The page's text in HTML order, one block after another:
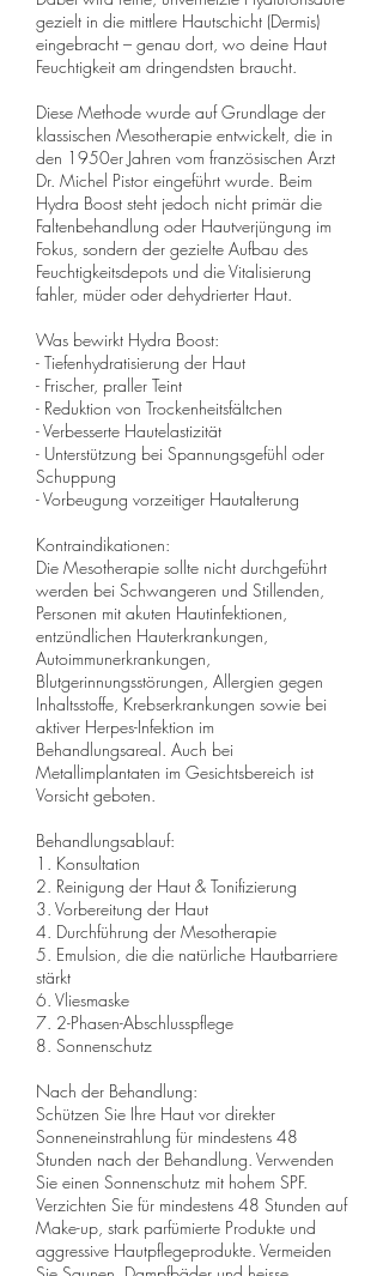
gezielt in die mittlere Hautschicht (Dermis)
eingebracht – genau dort, wo deine Haut
Feuchtigkeit am dringendsten braucht.
Diese Methode wurde auf Grundlage der
klassischen Mesotherapie entwickelt, die in
den 1950er Jahren vom französischen Arzt
Dr. Michel Pistor eingeführt wurde. Beim
Hydra Boost steht jedoch nicht primär die
Faltenbehandlung oder Hautverjüngung im
Fokus, sondern der gezielte Aufbau des
Feuchtigkeitsdepots und die Vitalisierung
fahler, müder oder dehydrierter Haut.
Was bewirkt Hydra Boost:
- Tiefenhydratisierung der Haut
- Frischer, praller Teint
- Reduktion von Trockenheitsfältchen
- Verbesserte Hautelastizität
- Unterstützung bei Spannungsgefühl oder
Schuppung
- Vorbeugung vorzeitiger Hautalterung
Kontraindikationen:
Die Mesotherapie sollte nicht durchgeführt
werden bei Schwangeren und Stillenden,
Personen mit akuten Hautinfektionen,
entzündlichen Hauterkrankungen,
Autoimmunerkrankungen,
Blutgerinnungsstörungen, Allergien gegen
Inhaltsstoffe, Krebserkrankungen sowie bei
aktiver Herpes-Infektion im
Behandlungsareal. Auch bei
Metallimplantaten im Gesichtsbereich ist
Vorsicht geboten.
Behandlungsablauf:
1. Konsultation
2. Reinigung der Haut & Tonifizierung
3. Vorbereitung der Haut
4. Durchführung der Mesotherapie
5. Emulsion, die die natürliche Hautbarriere
stärkt
6. Vliesmaske
7. 2-Phasen-Abschlusspflege
8. Sonnenschutz
Nach der Behandlung:
Schützen Sie Ihre Haut vor direkter
Sonneneinstrahlung für mindestens 48
Stunden nach der Behandlung. Verwenden
Sie einen Sonnenschutz mit hohem SPF.
Verzichten Sie für mindestens 48 Stunden auf
Make-up, stark parfümierte Produkte und
aggressive Hautpflegeprodukte. Vermeiden